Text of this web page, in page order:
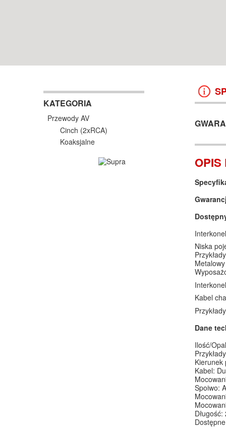
KATEGORIA
Przewody AV
Cinch (2xRCA)
Koaksjalne
OPIS
Niska
Kabel
Dane
Ilość/
Kierunek
Kabel:
Spoiwo:
Długość: